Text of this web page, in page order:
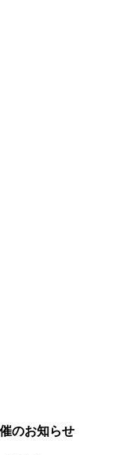
のお知らせ